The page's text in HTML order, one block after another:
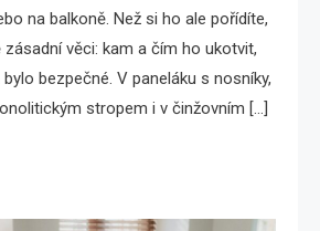
na balkoně. Než si ho ale pořídíte,
věci: kam a čím ho ukotvit,
bezpečné. V paneláku s nosníky,
stropem i v činžovním […]